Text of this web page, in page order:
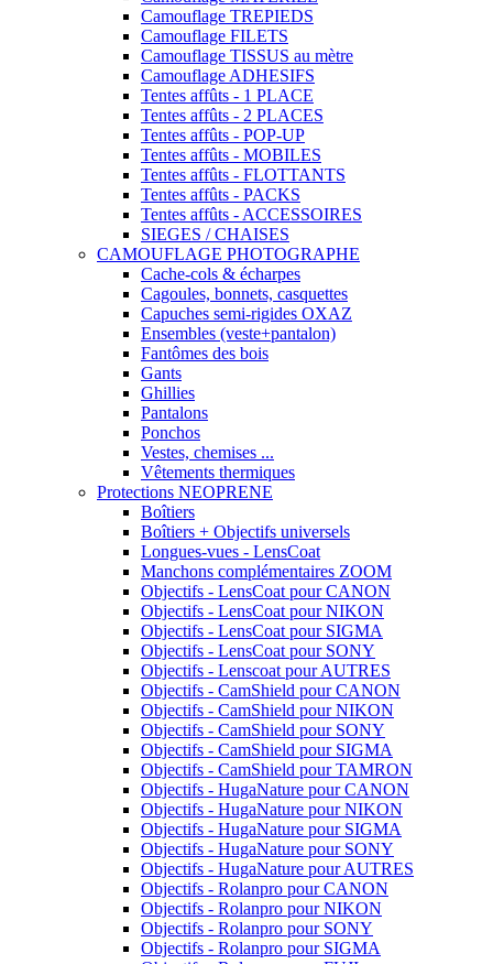
Camouflage TREPIEDS
Camouflage FILETS
Camouflage TISSUS au mètre
Camouflage ADHESIFS
Tentes affûts - 1 PLACE
Tentes affûts - 2 PLACES
Tentes affûts - POP-UP
Tentes affûts - MOBILES
Tentes affûts - FLOTTANTS
Tentes affûts - PACKS
Tentes affûts - ACCESSOIRES
SIEGES / CHAISES
CAMOUFLAGE PHOTOGRAPHE
Cache-cols & écharpes
Cagoules, bonnets, casquettes
Capuches semi-rigides OXAZ
Ensembles (veste+pantalon)
Fantômes des bois
Gants
Ghillies
Pantalons
Ponchos
Vestes, chemises ...
Vêtements thermiques
Protections NEOPRENE
Boîtiers
Boîtiers + Objectifs universels
Longues-vues - LensCoat
Manchons complémentaires ZOOM
Objectifs - LensCoat pour CANON
Objectifs - LensCoat pour NIKON
Objectifs - LensCoat pour SIGMA
Objectifs - LensCoat pour SONY
Objectifs - Lenscoat pour AUTRES
Objectifs - CamShield pour CANON
Objectifs - CamShield pour NIKON
Objectifs - CamShield pour SONY
Objectifs - CamShield pour SIGMA
Objectifs - CamShield pour TAMRON
Objectifs - HugaNature pour CANON
Objectifs - HugaNature pour NIKON
Objectifs - HugaNature pour SIGMA
Objectifs - HugaNature pour SONY
Objectifs - HugaNature pour AUTRES
Objectifs - Rolanpro pour CANON
Objectifs - Rolanpro pour NIKON
Objectifs - Rolanpro pour SONY
Objectifs - Rolanpro pour SIGMA